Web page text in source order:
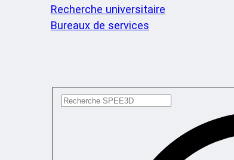
Recherche universitaire
Bureaux de services